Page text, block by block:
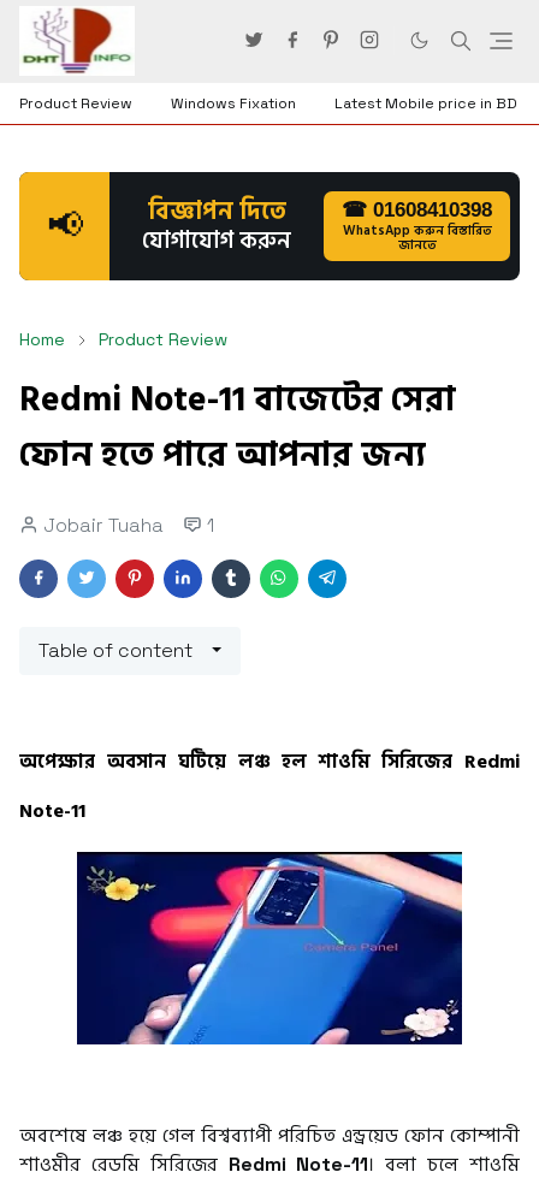
Product Review Windows Fixation Latest Mobile price in BD
📢 বিজ্ঞাপন দিতে
যোগাযোগ করুন
☎ 01608410398
WhatsApp করুন বিস্তারিত
জানতে
Home Product Review
Redmi Note-11 বাজেটের সেরা
ফোন হতে পারে আপনার জন্য
Jobair Tuaha 1
Table of content
অপেক্ষার অবসান ঘটিয়ে লঞ্চ হল শাওমি সিরিজের Redmi
Note-11
অবশেষে লঞ্চ হয়ে গেল বিশ্বব্যাপী পরিচিত এন্ড্রয়েড‌ ফোন কোম্পানী
শাওমীর রেডমি সিরিজের Redmi Note-11। বলা চলে শাওমি